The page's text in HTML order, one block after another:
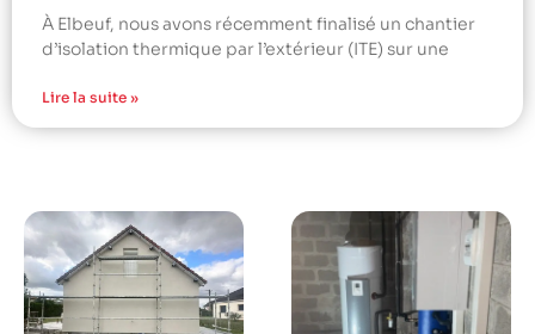
À Elbeuf, nous avons récemment finalisé un chantier
d’isolation thermique par l’extérieur (ITE) sur une
Lire la suite »